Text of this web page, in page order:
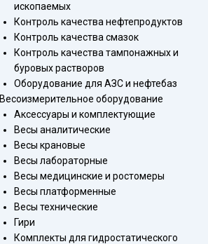
ископаемых
Контроль качества нефтепродуктов
Контроль качества смазок
Контроль качества тампонажных и
буровых растворов
Оборудование для АЗС и нефтебаз
Весоизмерительное оборудование
Аксессуары и комплектующие
Весы аналитические
Весы крановые
Весы лабораторные
Весы медицинские и ростомеры
Весы платформенные
Весы технические
Гири
Комплекты для гидростатического